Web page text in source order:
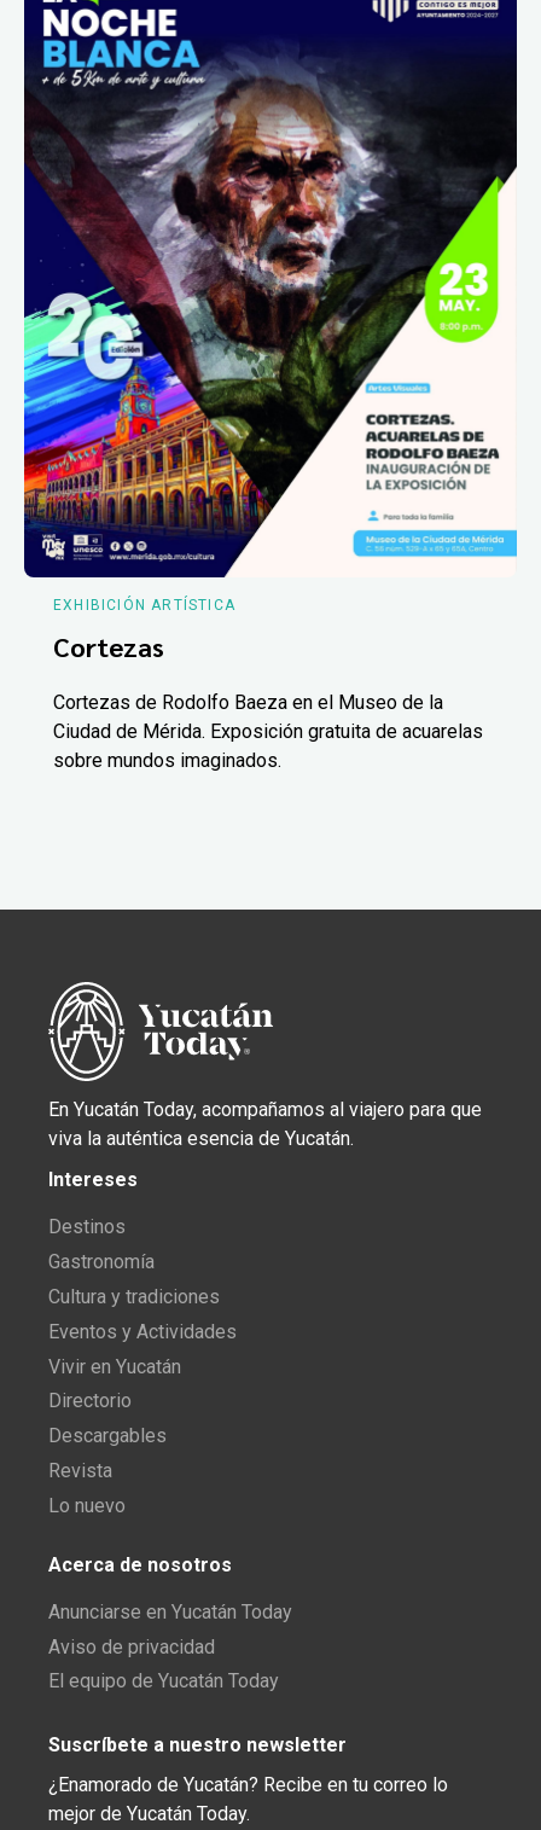
EXHIBICIÓN ARTÍSTICA
Cortezas
Cortezas de Rodolfo Baeza en el Museo de la
Ciudad de Mérida. Exposición gratuita de acuarelas
sobre mundos imaginados.
En Yucatán Today, acompañamos al viajero para que
viva la auténtica esencia de Yucatán.
Intereses
Destinos
Gastronomía
Cultura y tradiciones
Eventos y Actividades
Vivir en Yucatán
Directorio
Descargables
Revista
Lo nuevo
Acerca de nosotros
Anunciarse en Yucatán Today
Aviso de privacidad
El equipo de Yucatán Today
Suscríbete a nuestro newsletter
¿Enamorado de Yucatán? Recibe en tu correo lo
mejor de Yucatán Today.